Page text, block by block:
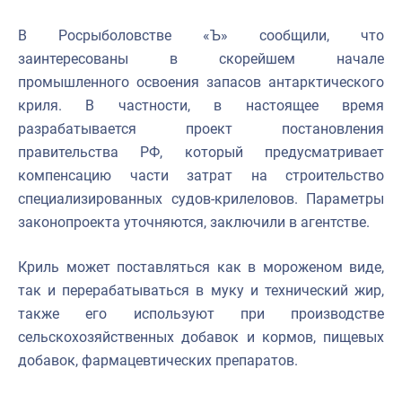
В Росрыболовстве «Ъ» сообщили, что
заинтересованы в скорейшем начале
промышленного освоения запасов антарктического
криля. В частности, в настоящее время
разрабатывается проект постановления
правительства РФ, который предусматривает
компенсацию части затрат на строительство
специализированных судов-крилеловов. Параметры
законопроекта уточняются, заключили в агентстве.
Криль может поставляться как в мороженом виде,
так и перерабатываться в муку и технический жир,
также его используют при производстве
сельскохозяйственных добавок и кормов, пищевых
добавок, фармацевтических препаратов.